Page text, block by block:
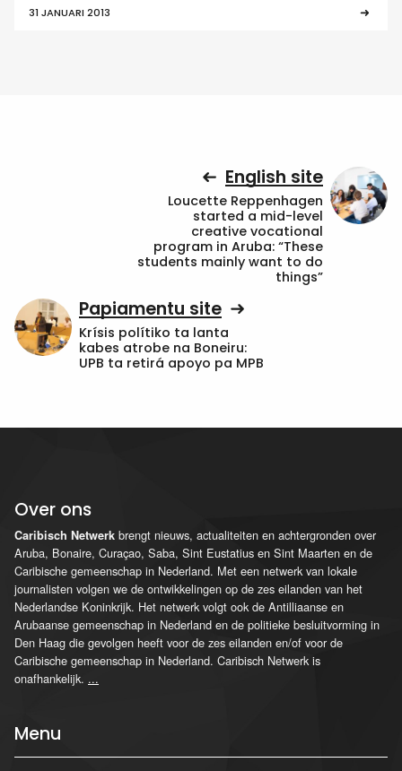
31 JANUARI 2013
English site
Loucette Reppenhagen
started a mid-level
creative vocational
program in Aruba: “These
students mainly want to do
things”
Papiamentu site
Krísis polítiko ta lanta
kabes atrobe na Boneiru:
UPB ta retirá apoyo pa MPB
Over ons
Caribisch Netwerk brengt nieuws, actualiteiten en achtergronden over
Aruba, Bonaire, Curaçao, Saba, Sint Eustatius en Sint Maarten en de
Caribische gemeenschap in Nederland. Met een netwerk van lokale
journalisten volgen we de ontwikkelingen op de zes eilanden van het
Nederlandse Koninkrijk. Het netwerk volgt ook de Antilliaanse en
Arubaanse gemeenschap in Nederland en de politieke besluitvorming in
Den Haag die gevolgen heeft voor de zes eilanden en/of voor de
Caribische gemeenschap in Nederland. Caribisch Netwerk is
onafhankelijk. ...
Menu